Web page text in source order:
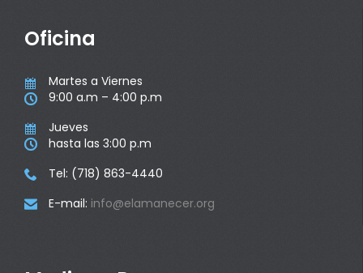
Oficina
 Martes a Viernes
 9:00 a.m – 4:00 p.m
 Jueves
 hasta las 3:00 p.m
 Tel: (718) 863-4440
 E-mail: info@elamanecer.org